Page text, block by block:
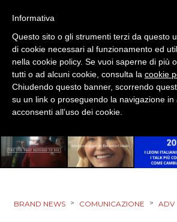
PUNTI VENDITA
CSR
STRATEGIE
CINEMA
DIGITALE
BRAND NEWS > COMUNICAZIONE > ADV
Informativa
Questo sito o gli strumenti terzi da questo
di cookie necessari al funzionamento ed
nella cookie policy. Se vuoi saperne di più
tutti o ad alcuni cookie, consulta la cookie
Chiudendo questo banner, scorrendo
su un link o proseguendo la navigazione in
acconsenti all’uso dei cookie.